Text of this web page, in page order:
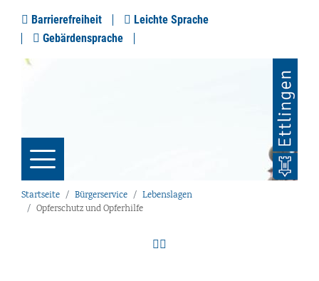
Barrierefreiheit
Leichte Sprache
Gebärdensprache
Startseite Bürgerservice
Lebenslagen
Opferschutz und Opferhilfe